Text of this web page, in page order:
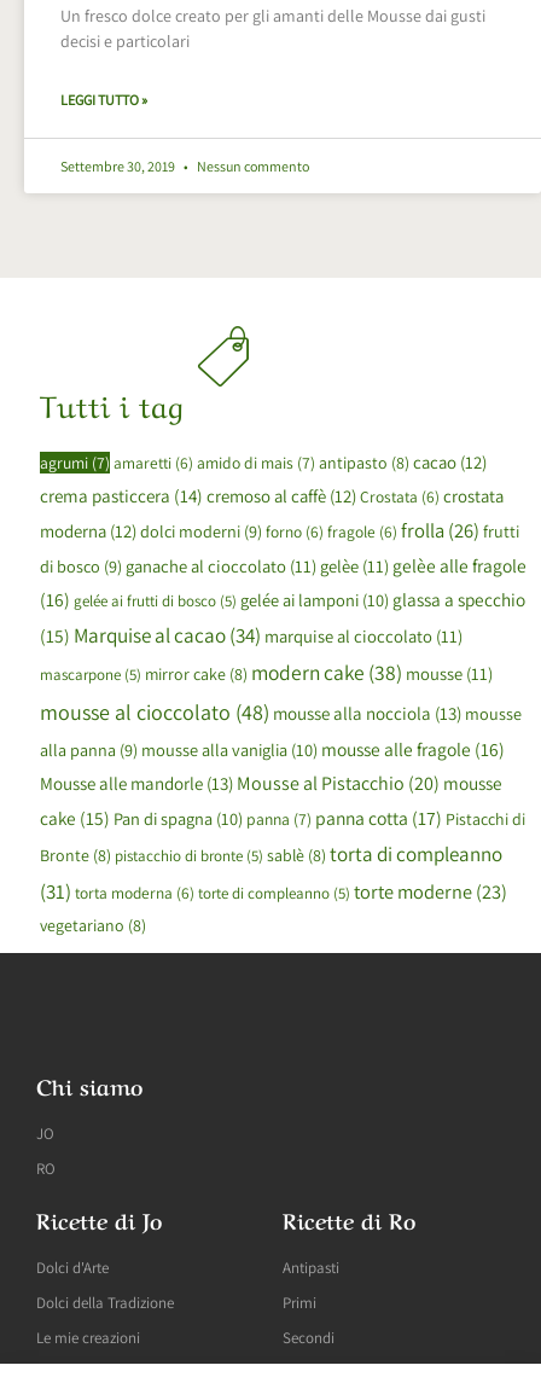
Un fresco dolce creato per gli amanti delle Mousse dai gusti
decisi e particolari
LEGGI TUTTO »
Settembre 30, 2019 Nessun commento
Tutti i tag
agrumi (7) amaretti (6) amido di mais (7) antipasto (8) cacao (12)
crema pasticcera (14) cremoso al caffè (12)Crostata (6) crostata
moderna (12)dolci moderni (9) forno (6) fragole (6) frolla (26) frutti
di bosco (9) ganache al cioccolato (11) gelèe (11) gelèe alle fragole
(16) gelée ai frutti di bosco (5) gelée ai lamponi (10) glassa a specchio
(15) Marquise al cacao(34) marquise al cioccolato (11)
mascarpone (5) mirror cake (8) modern cake (38) mousse (11)
mousse al cioccolato (48) mousse alla nocciola (13) mousse
alla panna (9) mousse alla vaniglia (10) mousse alle fragole (16)
Mousse alle mandorle (13) Mousse al Pistacchio (20) mousse
cake (15) Pan di spagna (10) panna (7) panna cotta (17) Pistacchi di
Bronte (8) pistacchio di bronte (5) sablè (8) torta di compleanno
(31) torta moderna (6) torte di compleanno (5) torte moderne(23)
vegetariano (8)
Chi siamo
JO
RO
Ricette di Jo
Dolci d'Arte
Dolci della Tradizione
Le mie creazioni
Ricette di Ro
Antipasti
Primi
Secondi